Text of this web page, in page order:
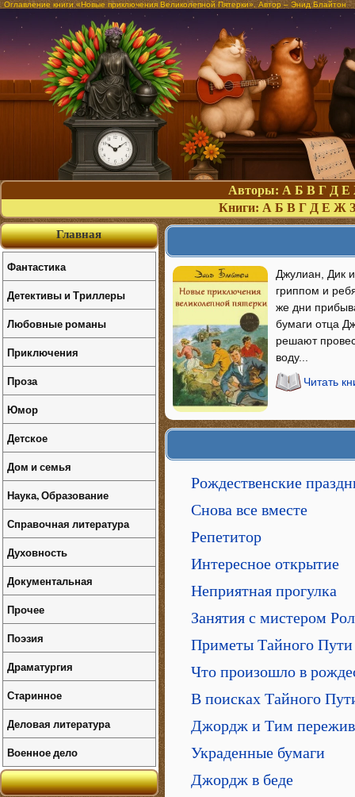
Оглавление книги «Новые приключения Великолепной Пятерки». Автор – Энид Блайтон
Авторы: А Б В Г Д Е
Книги: А Б В Г Д Е Ж З
Джулиан, Дик
гриппом и
же дни
бумаги отца
решают
воду...
Читать
Рождественские
Снова все вместе
Репетитор
Интересное открытие
Неприятная прогулка
Занятия с мистером
Приметы Тайного Пути
Что произошло в
В поисках Тайного
Джордж и Тим
Украденные бумаги
Джордж в беде
Главная
Фантастика
Детективы и Триллеры
Любовные романы
Приключения
Проза
Юмор
Детское
Дом и семья
Наука, Образование
Справочная литература
Духовность
Документальная
Прочее
Поэзия
Драматургия
Старинное
Деловая литература
Военное дело